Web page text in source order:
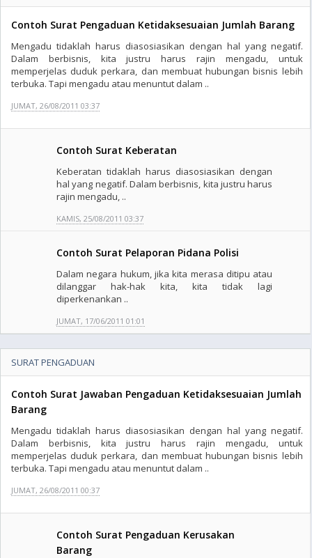
Contoh Surat Pengaduan Ketidaksesuaian Jumlah Barang
Mengadu tidaklah harus diasosiasikan dengan hal yang negatif.
Dalam berbisnis, kita justru harus rajin mengadu, untuk
memperjelas duduk perkara, dan membuat hubungan bisnis lebih
terbuka. Tapi mengadu atau menuntut dalam ..
JUMAT, 26/08/2011 03:37
Contoh Surat Keberatan
Keberatan tidaklah harus diasosiasikan dengan
hal yang negatif. Dalam berbisnis, kita justru harus
rajin mengadu, ..
KAMIS, 25/08/2011 03:37
Contoh Surat Pelaporan Pidana Polisi
Dalam negara hukum, jika kita merasa ditipu atau
dilanggar hak-hak kita, kita tidak lagi
diperkenankan ..
JUMAT, 17/06/2011 01:01
SURAT PENGADUAN
Contoh Surat Jawaban Pengaduan Ketidaksesuaian Jumlah
Barang
Mengadu tidaklah harus diasosiasikan dengan hal yang negatif.
Dalam berbisnis, kita justru harus rajin mengadu, untuk
memperjelas duduk perkara, dan membuat hubungan bisnis lebih
terbuka. Tapi mengadu atau menuntut dalam ..
JUMAT, 26/08/2011 00:37
Contoh Surat Pengaduan Kerusakan
Barang